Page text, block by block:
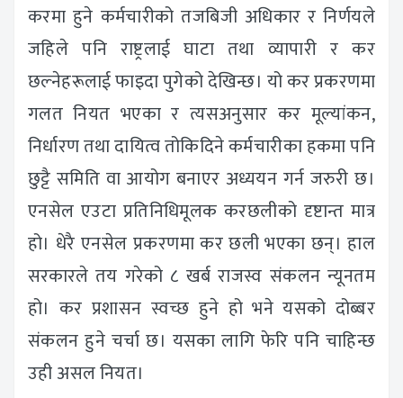
करमा हुने कर्मचारीको तजबिजी अधिकार र निर्णयले
जहिले पनि राष्ट्रलाई घाटा तथा व्यापारी र कर
छल्नेहरूलाई फाइदा पुगेको देखिन्छ। यो कर प्रकरणमा
गलत नियत भएका र त्यसअनुसार कर मूल्यांकन,
निर्धारण तथा दायित्व तोकिदिने कर्मचारीका हकमा पनि
छुट्टै समिति वा आयोग बनाएर अध्ययन गर्न जरुरी छ।
एनसेल एउटा प्रतिनिधिमूलक करछलीको दृष्टान्त मात्र
हो। धेरै एनसेल प्रकरणमा कर छली भएका छन्। हाल
सरकारले तय गरेको ८ खर्ब राजस्व संकलन न्यूनतम
हो। कर प्रशासन स्वच्छ हुने हो भने यसको दोब्बर
संकलन हुने चर्चा छ। यसका लागि फेरि पनि चाहिन्छ
उही असल नियत।